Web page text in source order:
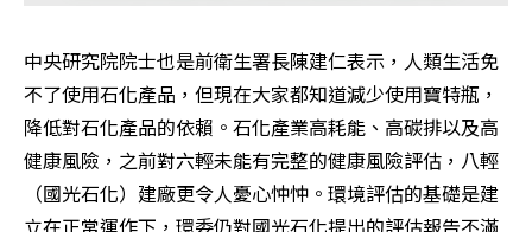
中央研究院院士也是前衛生署長陳建仁表示，人類生活免
不了使用石化產品，但現在大家都知道減少使用寶特瓶，
降低對石化產品的依賴。石化產業高耗能、高碳排以及高
健康風險，之前對六輕未能有完整的健康風險評估，八輕
（國光石化）建廠更令人憂心忡忡。環境評估的基礎是建
立在正常運作下，環委仍對國光石化提出的評估報告不滿